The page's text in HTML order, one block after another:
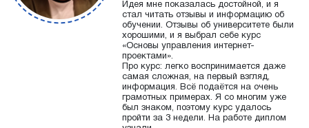
Идея мне показалась достойной, и я
стал читать отзывы и информацию об
обучении. Отзывы об университете были
хорошими, и я выбрал себе курс
«Основы управления интернет-
проектами».
Про курс: легко воспринимается даже
самая сложная, на первый взгляд,
информация. Всё подаётся на очень
грамотных примерах. Я со многим уже
был знаком, поэтому курс удалось
пройти за 3 недели. На работе диплом